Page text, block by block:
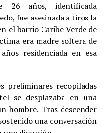
26 años, identificada
fue asesinada a tiros la
el barrio Caribe Verde de
era madre soltera de
residenciada en esa
preliminares recopiladas
se desplazaba en una
hombre. Tras descender
una conversación